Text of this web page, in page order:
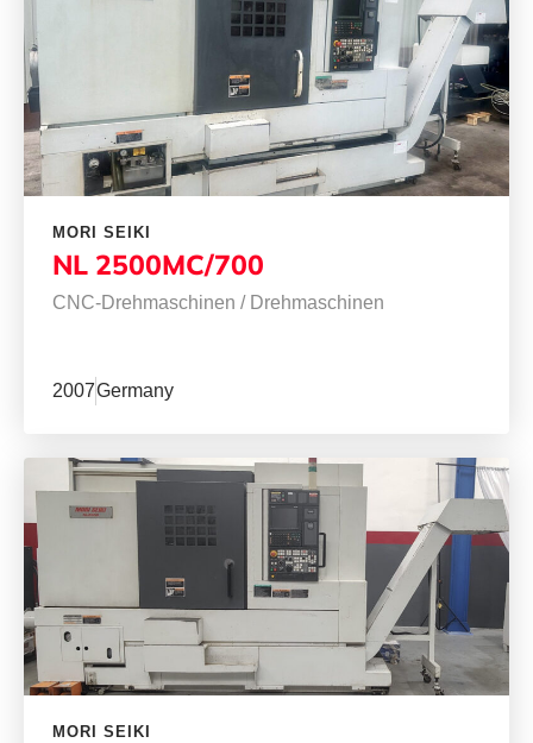
MORI SEIKI
NL 2500MC/700
CNC-Drehmaschinen / Drehmaschinen
2007Germany
MORI SEIKI